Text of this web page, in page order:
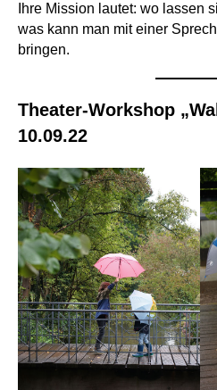
Ihre Mission lautet: wo lassen
was kann man mit einer
bringen.
Theater-Workshop
10.09.22